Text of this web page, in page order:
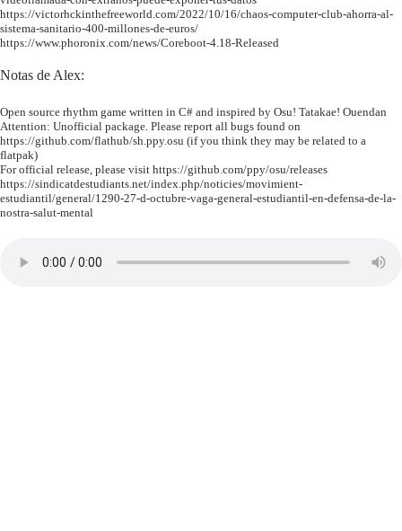
https://victorhckinthefreeworld.com/2022/10/16/chaos-computer-club-ahorra-al-
sistema-sanitario-400-millones-de-euros/
https://www.phoronix.com/news/Coreboot-4.18-Released
Notas de Alex:
Open source rhythm game written in C# and inspired by Osu! Tatakae! Ouendan
Attention: Unofficial package. Please report all bugs found on
https://github.com/flathub/sh.ppy.osu (if you think they may be related to a
flatpak)
For official release, please visit https://github.com/ppy/osu/releases
https://sindicatdestudiants.net/index.php/noticies/movimient-
estudiantil/general/1290-27-d-octubre-vaga-general-estudiantil-en-defensa-de-la-
nostra-salut-mental